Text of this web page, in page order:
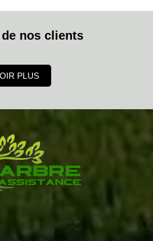
nos clients
PLUS